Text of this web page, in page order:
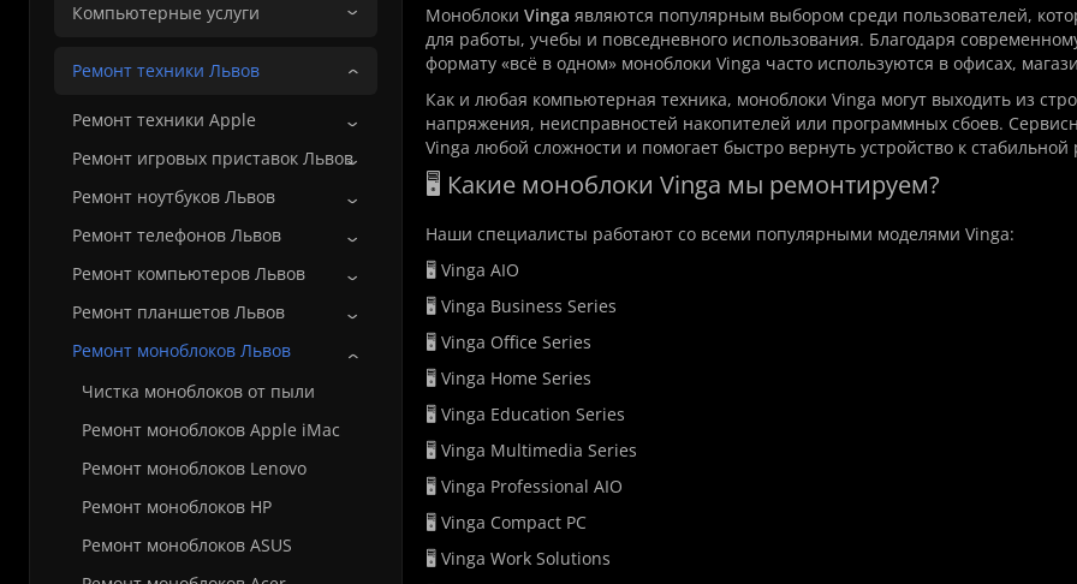
Компьютерные услуги
Ремонт техники Львов
Ремонт техники Apple
Ремонт игровых приставок Львов
Ремонт ноутбуков Львов
Ремонт телефонов Львов
Ремонт компьютеров Львов
Ремонт планшетов Львов
Ремонт моноблоков Львов
Чистка моноблоков от пыли
Ремонт моноблоков Apple iMac
Ремонт моноблоков Lenovo
Ремонт моноблоков HP
Ремонт моноблоков ASUS
Моноблоки Vinga являются популярным выбором среди пользователей,
для работы, учебы и повседневного использования. Благодаря
формату «всё в одном» моноблоки Vinga часто используются в офисах,
Как и любая компьютерная техника, моноблоки Vinga могут выходить из
напряжения, неисправностей накопителей или программных сбоев.
Vinga любой сложности и помогает быстро вернуть устройство к стабильной
🖥️ Какие моноблоки Vinga мы ремонтируем?
Наши специалисты работают со всеми популярными моделями Vinga:
🖥️ Vinga AIO
🖥️ Vinga Business Series
🖥️ Vinga Office Series
🖥️ Vinga Home Series
🖥️ Vinga Education Series
🖥️ Vinga Multimedia Series
🖥️ Vinga Professional AIO
🖥️ Vinga Compact PC
🖥️ Vinga Work Solutions